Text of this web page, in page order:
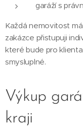
garáží s
Každá nemovitost
zakázce přistupuji
které bude pro
smysluplné.
Výkup
kraji